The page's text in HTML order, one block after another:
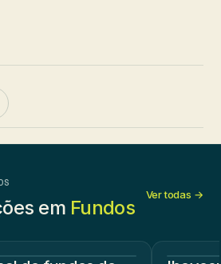
em Fundos
Ver todas →